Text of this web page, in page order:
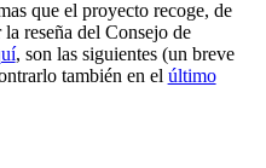
que el proyecto recoge, de
reseña del Consejo de
, son las siguientes (un breve
también en el último